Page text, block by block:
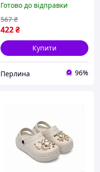
взуття для відпочинку та
прогулянок Per33/R
Готово до відправки
422₴
567 ₴
Купити
Перлина 96%